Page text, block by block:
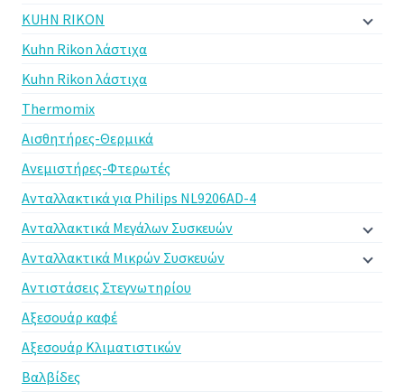
KUHN RIKON
Kuhn Rikon λάστιχα
Kuhn Rikon λάστιχα
Thermomix
Αισθητήρες-Θερμικά
Ανεμιστήρες-Φτερωτές
Ανταλλακτικά για Philips NL9206AD-4
Ανταλλακτικά Μεγάλων Συσκευών
Ανταλλακτικά Μικρών Συσκευών
Αντιστάσεις Στεγνωτηρίου
Αξεσουάρ καφέ
Αξεσουάρ Κλιματιστικών
Βαλβίδες